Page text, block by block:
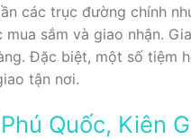
các trục đường chính
sắm và giao nhận.
Đặc biệt, một số tiệm
tận nơi.
Quốc, Kiên